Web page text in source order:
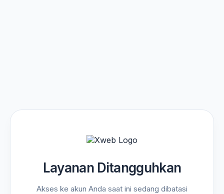
Layanan Ditangguhkan
Akses ke akun Anda saat ini sedang dibatasi